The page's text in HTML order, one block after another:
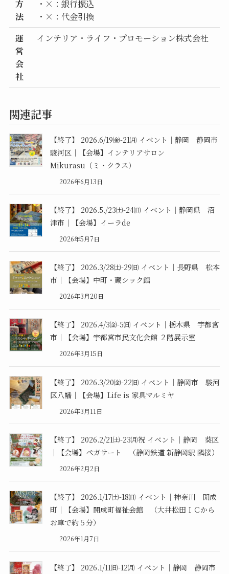
方
法
・×：銀行振込
・×：代金引換
運
営
会
社
インテリア・ライフ・プロモーション株式会社
関連記事
【終了】 2026.6/19㈮-21㈪ イベント｜静岡 静岡市
駿河区｜【会場】インテリアサロン
Mikurasu（ミ・クラス）
2026年6月13日
【終了】 2026.5./23㈯-24㈰ イベント｜静岡県 沼
津市｜【会場】イーラde
2026年5月7日
【終了】 2026.3/28㈯-29㈰ イベント｜長野県 松本
市｜【会場】中町・蔵シック館
2026年3月20日
【終了】 2026.4/3㈮-5㈰ イベント｜栃木県 宇都宮
市｜【会場】宇都宮市民文化会館 ２階展示室
2026年3月15日
【終了】 2026.3/20㈮-22㈰ イベント｜静岡市 駿河
区八幡｜【会場】Life is 家具マルミヤ
2026年3月11日
【終了】 2026.2/21㈯-23㈪祝 イベント｜静岡 葵区
｜【会場】ペガサート （静岡鉄道 新静岡駅 隣接）
2026年2月2日
【終了】 2026.1/17㈯-18㈰ イベント｜神奈川 開成
町｜【会場】開成町福祉会館 （大井松田ＩＣから
お車で約５分）
2026年1月7日
【終了】 2026.1/11㈰-12㈪ イベント｜静岡 静岡市